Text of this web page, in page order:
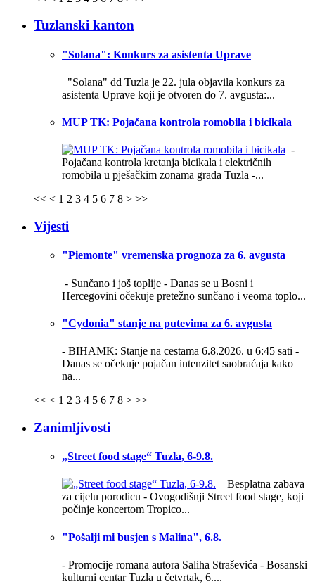
Tuzlanski kanton
"Solana": Konkurs za asistenta Uprave
"Solana" dd Tuzla je 22. jula objavila konkurs za
asistenta Uprave koji je otvoren do 7. avgusta:...
MUP TK: Pojačana kontrola romobila i bicikala
-
Pojačana kontrola kretanja bicikala i električnih
romobila u pješačkim zonama grada Tuzla -...
<< < 1 2 3 4 5 6 7 8 > >>
Vijesti
"Piemonte" vremenska prognoza za 6. avgusta
- Sunčano i još toplije - Danas se u Bosni i
Hercegovini očekuje pretežno sunčano i veoma toplo...
"Cydonia" stanje na putevima za 6. avgusta
- BIHAMK: Stanje na cestama 6.8.2026. u 6:45 sati -
Danas se očekuje pojačan intenzitet saobraćaja kako
na...
<< < 1 2 3 4 5 6 7 8 > >>
Zanimljivosti
„Street food stage“ Tuzla, 6-9.8.
– Besplatna zabava
za cijelu porodicu - Ovogodišnji Street food stage, koji
počinje koncertom Tropico...
"Pošalji mi busjen s Malina", 6.8.
- Promocije romana autora Saliha Straševića - Bosanski
kulturni centar Tuzla u četvrtak, 6....